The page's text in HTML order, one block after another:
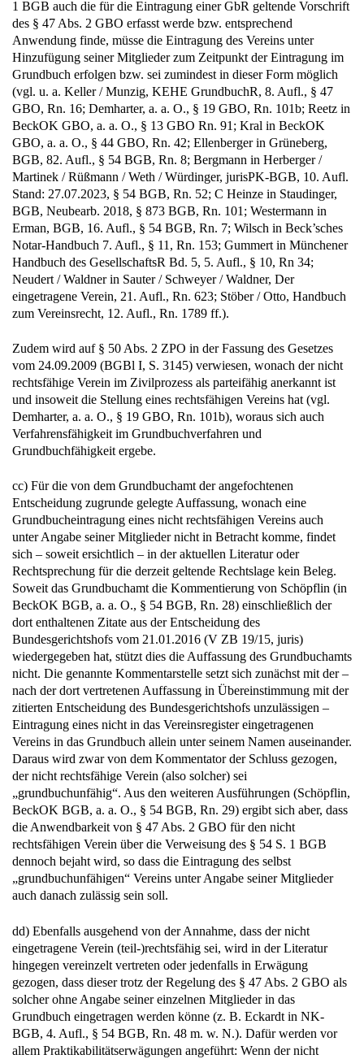
1 BGB auch die für die Eintragung einer GbR geltende Vorschrift
des § 47 Abs. 2 GBO erfasst werde bzw. entsprechend
Anwendung finde, müsse die Eintragung des Vereins unter
Hinzufügung seiner Mitglieder zum Zeitpunkt der Eintragung im
Grundbuch erfolgen bzw. sei zumindest in dieser Form möglich
(vgl. u. a. Keller / Munzig, KEHE GrundbuchR, 8. Aufl., § 47
GBO, Rn. 16; Demharter, a. a. O., § 19 GBO, Rn. 101b; Reetz in
BeckOK GBO, a. a. O., § 13 GBO Rn. 91; Kral in BeckOK
GBO, a. a. O., § 44 GBO, Rn. 42; Ellenberger in Grüneberg,
BGB, 82. Aufl., § 54 BGB, Rn. 8; Bergmann in Herberger /
Martinek / Rüßmann / Weth / Würdinger, jurisPK-BGB, 10. Aufl.
Stand: 27.07.2023, § 54 BGB, Rn. 52; C Heinze in Staudinger,
BGB, Neubearb. 2018, § 873 BGB, Rn. 101; Westermann in
Erman, BGB, 16. Aufl., § 54 BGB, Rn. 7; Wilsch in Beck’sches
Notar-Handbuch 7. Aufl., § 11, Rn. 153; Gummert in Münchener
Handbuch des GesellschaftsR Bd. 5, 5. Aufl., § 10, Rn 34;
Neudert / Waldner in Sauter / Schweyer / Waldner, Der
eingetragene Verein, 21. Aufl., Rn. 623; Stöber / Otto, Handbuch
zum Vereinsrecht, 12. Aufl., Rn. 1789 ff.).
Zudem wird auf § 50 Abs. 2 ZPO in der Fassung des Gesetzes
vom 24.09.2009 (BGBl I, S. 3145) verwiesen, wonach der nicht
rechtsfähige Verein im Zivilprozess als parteifähig anerkannt ist
und insoweit die Stellung eines rechtsfähigen Vereins hat (vgl.
Demharter, a. a. O., § 19 GBO, Rn. 101b), woraus sich auch
Verfahrensfähigkeit im Grundbuchverfahren und
Grundbuchfähigkeit ergebe.
cc) Für die von dem Grundbuchamt der angefochtenen
Entscheidung zugrunde gelegte Auffassung, wonach eine
Grundbucheintragung eines nicht rechtsfähigen Vereins auch
unter Angabe seiner Mitglieder nicht in Betracht komme, findet
sich – soweit ersichtlich – in der aktuellen Literatur oder
Rechtsprechung für die derzeit geltende Rechtslage kein Beleg.
Soweit das Grundbuchamt die Kommentierung von Schöpflin (in
BeckOK BGB, a. a. O., § 54 BGB, Rn. 28) einschließlich der
dort enthaltenen Zitate aus der Entscheidung des
Bundesgerichtshofs vom 21.01.2016 (V ZB 19/15, juris)
wiedergegeben hat, stützt dies die Auffassung des Grundbuchamts
nicht. Die genannte Kommentarstelle setzt sich zunächst mit der –
nach der dort vertretenen Auffassung in Übereinstimmung mit der
zitierten Entscheidung des Bundesgerichtshofs unzulässigen –
Eintragung eines nicht in das Vereinsregister eingetragenen
Vereins in das Grundbuch allein unter seinem Namen auseinander.
Daraus wird zwar von dem Kommentator der Schluss gezogen,
der nicht rechtsfähige Verein (also solcher) sei
„grundbuchunfähig“. Aus den weiteren Ausführungen (Schöpflin,
BeckOK BGB, a. a. O., § 54 BGB, Rn. 29) ergibt sich aber, dass
die Anwendbarkeit von § 47 Abs. 2 GBO für den nicht
rechtsfähigen Verein über die Verweisung des § 54 S. 1 BGB
dennoch bejaht wird, so dass die Eintragung des selbst
„grundbuchunfähigen“ Vereins unter Angabe seiner Mitglieder
auch danach zulässig sein soll.
dd) Ebenfalls ausgehend von der Annahme, dass der nicht
eingetragene Verein (teil-)rechtsfähig sei, wird in der Literatur
hingegen vereinzelt vertreten oder jedenfalls in Erwägung
gezogen, dass dieser trotz der Regelung des § 47 Abs. 2 GBO als
solcher ohne Angabe seiner einzelnen Mitglieder in das
Grundbuch eingetragen werden könne (z. B. Eckardt in NK-
BGB, 4. Aufl., § 54 BGB, Rn. 48 m. w. N.). Dafür werden vor
allem Praktikabilitätserwägungen angeführt: Wenn der nicht